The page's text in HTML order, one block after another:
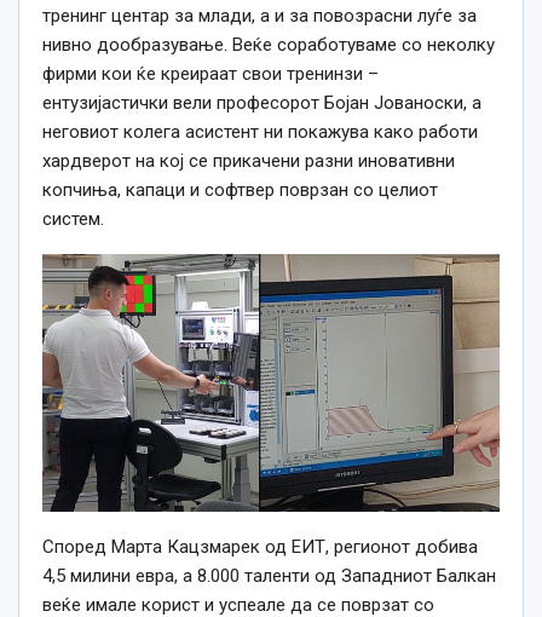
тренинг центар за млади, а и за повозрасни луѓе за
нивно дообразување. Веќе соработуваме со неколку
фирми кои ќе креираат свои тренинзи –
ентузијастички вели професорот Бојан Јованоски, а
неговиот колега асистент ни покажува како работи
хардверот на кој се прикачени разни иновативни
копчиња, капаци и софтвер поврзан со целиот
систем.
Според Марта Кацзмарек од ЕИТ, регионот добива
4,5 милини евра, а 8.000 таленти од Западниот Балкан
веќе имале корист и успеале да се поврзат со